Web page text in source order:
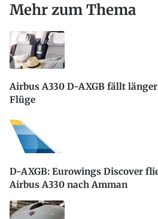
Mehr zum Thema
Airbus A330 D-AXGB fällt
Flüge
D-AXGB: Eurowings Discover
Airbus A330 nach Amman